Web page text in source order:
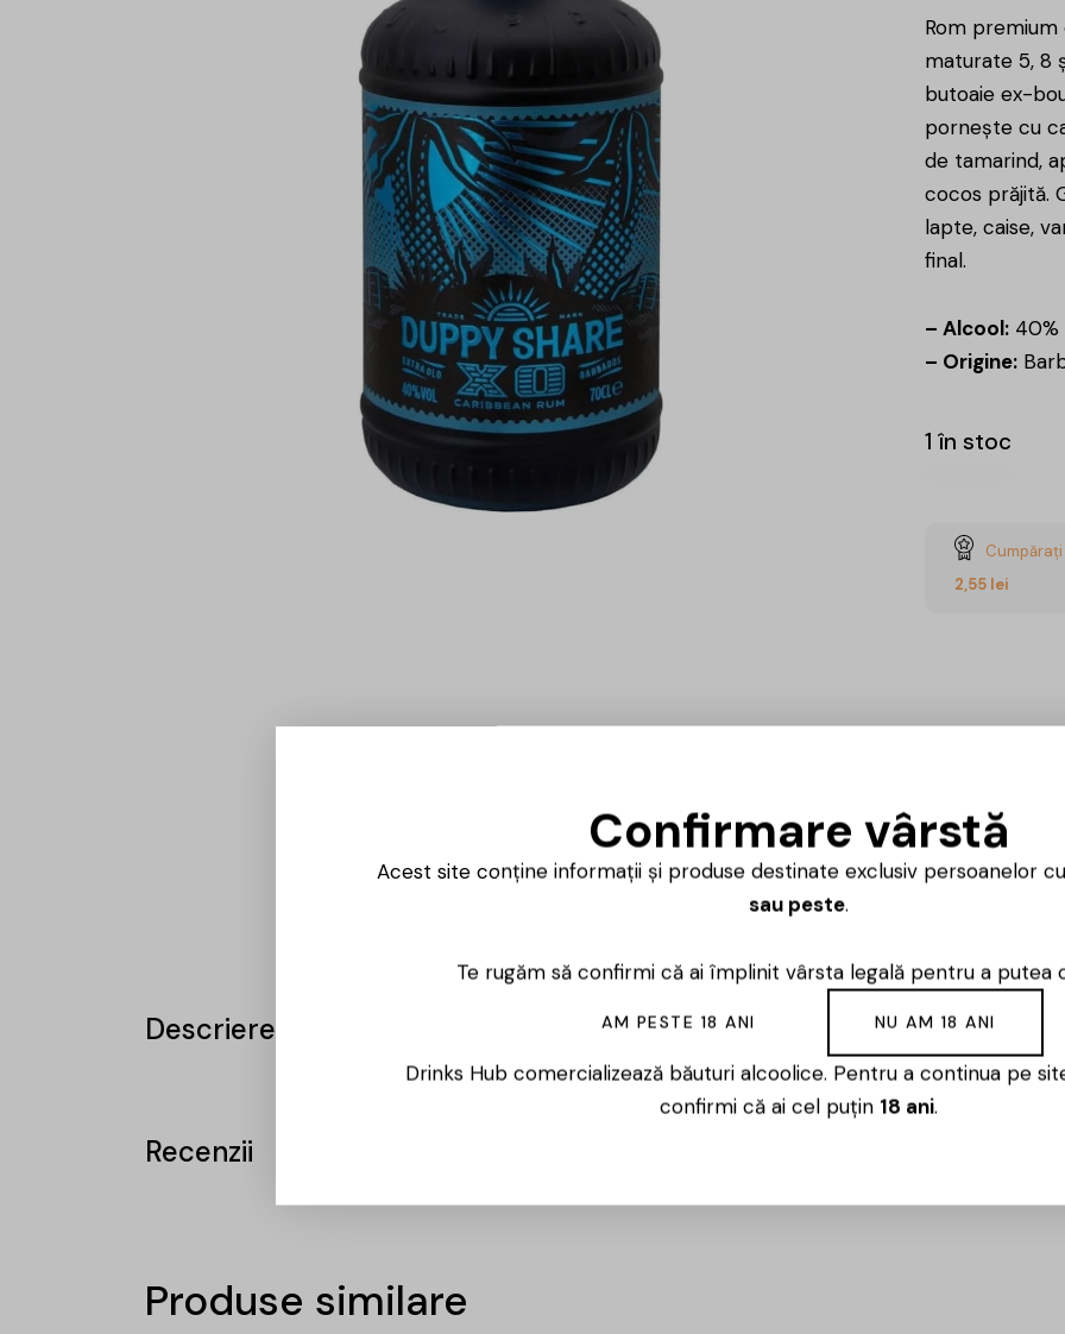
Rom
maturate 5, 8
butoaie ex-
pornește cu
de tamarind,
cocos prăjită.
lapte, caise,
final.
– Alcool: 40%
– Origine:
1 în stoc
2,55 lei
Ai întrebări?
Descriere
Recenzii
Produse similare
Confirmare vârstă
Acest site conține informații și produse destinate exclusiv persoanelor
sau peste.
Te rugăm să confirmi că ai împlinit vârsta legală pentru a putea
AM PESTE 18 ANI NU AM 18 ANI
Drinks Hub comercializează băuturi alcoolice. Pentru a continua pe
confirmi că ai cel puțin 18 ani.